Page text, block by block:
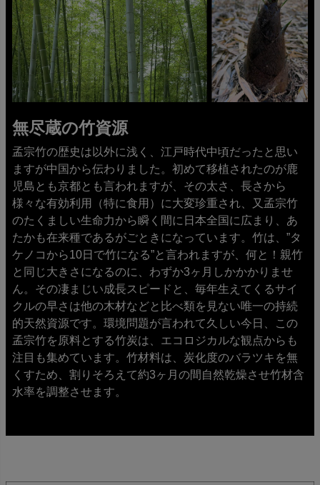
無尽蔵の竹資源
孟宗竹の歴史は以外に浅く、江戸時代中頃だったと思い
ますが中国から伝わりました。初めて移植されたのが鹿
児島とも京都とも言われますが、その太さ、長さから
様々な有効利用（特に食用）に大変珍重され、又孟宗竹
のたくましい生命力から瞬く間に日本全国に広まり、あ
たかも在来種であるがごときになっています。竹は、”タ
ケノコから10日で竹になる”と言われますが、何と！親竹
と同じ大きさになるのに、わずか3ヶ月しかかかりませ
ん。その凄まじい成長スピードと、毎年生えてくるサイ
クルの早さは他の木材などと比べ類を見ない唯一の持続
的天然資源です。環境問題が言われて久しい今日、この
孟宗竹を原料とする竹炭は、エコロジカルな観点からも
注目も集めています。竹材料は、炭化度のバラツキを無
くすため、割りそろえて約3ヶ月の間自然乾燥させ竹材含
水率を調整させます。